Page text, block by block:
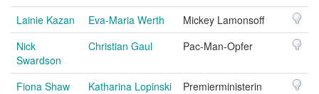
Lainie Kazan
Eva-Maria Werth
Mickey Lamonsoff
Nick
Swardson
Christian Gaul Pac-Man-Opfer
Fiona Shaw Katharina Lopinski
Premierministerin